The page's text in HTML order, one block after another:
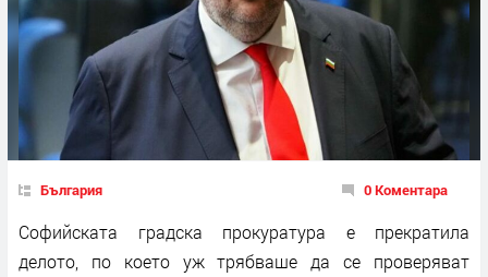
България 0 Коментара
Софийската градска прокуратура е прекратила
делото, по което уж трябваше да се проверяват